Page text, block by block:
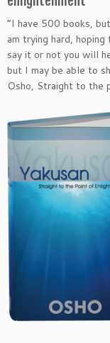
“I have 500 books,
am trying hard,
say it or not you will
but I may be able to
Osho, Straight to the